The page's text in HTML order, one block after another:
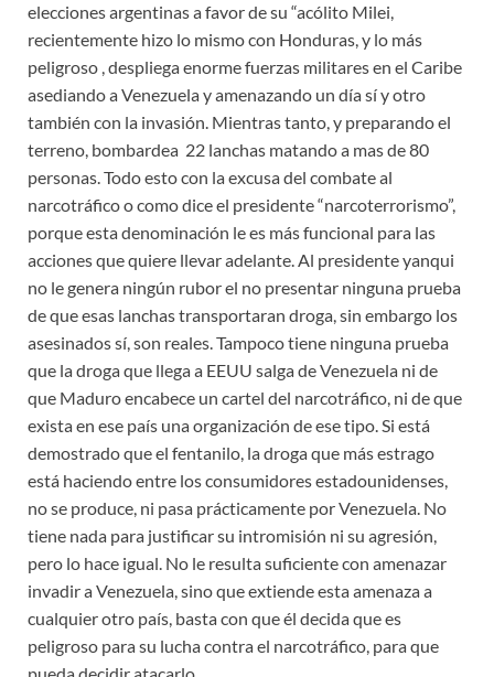
elecciones argentinas a favor de su “acólito Milei,
recientemente hizo lo mismo con Honduras, y lo más
peligroso , despliega enorme fuerzas militares en el Caribe
asediando a Venezuela y amenazando un día sí y otro
también con la invasión. Mientras tanto, y preparando el
terreno, bombardea 22 lanchas matando a mas de 80
personas. Todo esto con la excusa del combate al
narcotráfico o como dice el presidente “narcoterrorismo”,
porque esta denominación le es más funcional para las
acciones que quiere llevar adelante. Al presidente yanqui
no le genera ningún rubor el no presentar ninguna prueba
de que esas lanchas transportaran droga, sin embargo los
asesinados sí, son reales. Tampoco tiene ninguna prueba
que la droga que llega a EEUU salga de Venezuela ni de
que Maduro encabece un cartel del narcotráfico, ni de que
exista en ese país una organización de ese tipo. Si está
demostrado que el fentanilo, la droga que más estrago
está haciendo entre los consumidores estadounidenses,
no se produce, ni pasa prácticamente por Venezuela. No
tiene nada para justificar su intromisión ni su agresión,
pero lo hace igual. No le resulta suficiente con amenazar
invadir a Venezuela, sino que extiende esta amenaza a
cualquier otro país, basta con que él decida que es
peligroso para su lucha contra el narcotráfico, para que